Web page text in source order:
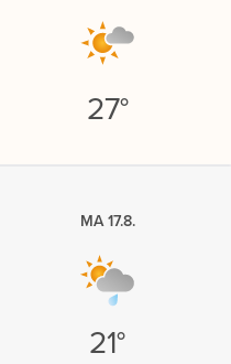
27°
MA 17.8.
21°